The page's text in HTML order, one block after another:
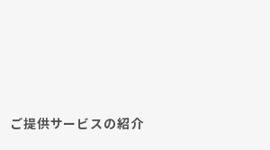
ご提供サービスの紹介